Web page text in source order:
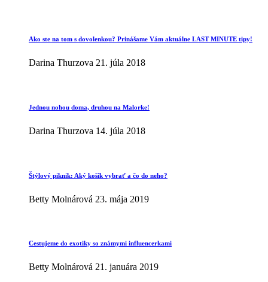
Ako ste na tom s dovolenkou? Prinášame Vám aktuálne LAST MINUTE tipy!
Darina Thurzova 21. júla 2018
Jednou nohou doma, druhou na Malorke!
Darina Thurzova 14. júla 2018
Štýlový piknik: Aký košík vybrať a čo do neho?
Betty Molnárová 23. mája 2019
Cestujeme do exotiky so známymi influencerkami
Betty Molnárová 21. januára 2019